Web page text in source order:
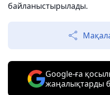
байланыстырылады.
Google-ға
жаңалықтарды